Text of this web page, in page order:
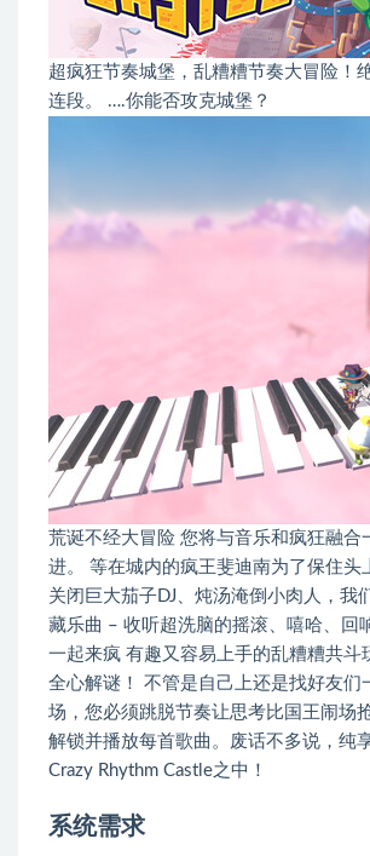
超疯狂节奏城堡，乱糟糟节奏大冒险！
连段。 ….你能否攻克城堡？
荒诞不经大冒险 您将与音乐和疯狂融
进。 等在城内的疯王斐迪南为了保住
关闭巨大茄子DJ、炖汤淹倒小肉人，
藏乐曲 – 收听超洗脑的摇滚、嘻哈、回
一起来疯 有趣又容易上手的乱糟糟共
全心解谜！ 不管是自己上还是找好友
场，您必须跳脱节奏让思考比国王闹场
解锁并播放每首歌曲。废话不多说，纯
Crazy Rhythm Castle之中！
系统需求